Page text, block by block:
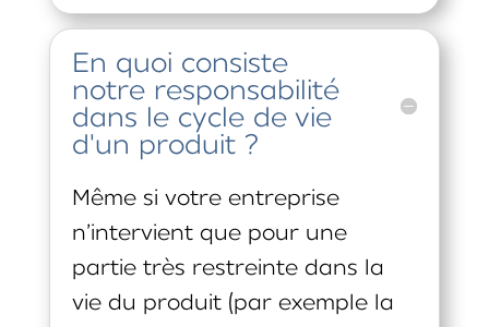
En quoi consiste
notre responsabilité
dans le cycle de vie
d'un produit ?
Même si votre entreprise
n’intervient que pour une
partie très restreinte dans la
vie du produit (par exemple la